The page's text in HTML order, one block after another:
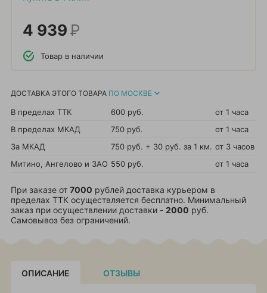
4 939Р
Товар в наличии
ДОСТАВКА ЭТОГО ТОВАРА ПО МОСКВЕ
В пределах ТТК 600 руб.
от 1 часа
В пределах МКАД
750 руб.
от 1 часа
За МКАД
750 руб. + 30 руб. за 1 км. от 3 часов
Митино, Ангелово и ЗАО 550 руб. от 1 часа
При заказе от 7000 рублей доставка курьером в
пределах ТТК осуществляется бесплатно. Минимальный
заказ при осуществлении доставки - 2000 руб.
Самовывоз без ограничений.
ОПИСАНИЕ ОТЗЫВЫ